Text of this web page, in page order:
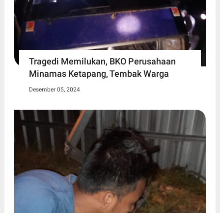
Tragedi Memilukan, BKO Perusahaan
Minamas Ketapang, Tembak Warga
Desember 05, 2024